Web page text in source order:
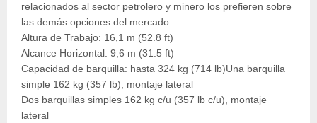
relacionados al sector petrolero y minero los prefieren sobre
las demás opciones del mercado.
Altura de Trabajo: 16,1 m (52.8 ft)
Alcance Horizontal: 9,6 m (31.5 ft)
Capacidad de barquilla: hasta 324 kg (714 lb)Una barquilla
simple 162 kg (357 lb), montaje lateral
Dos barquillas simples 162 kg c/u (357 lb c/u), montaje
lateral